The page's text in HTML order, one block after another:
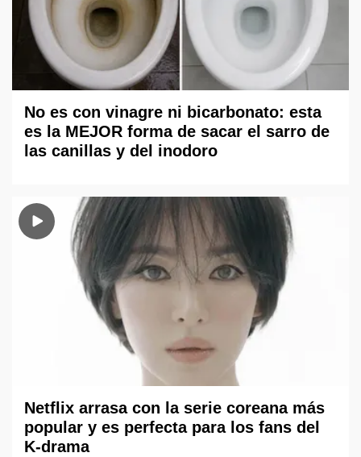
No es con vinagre ni bicarbonato: esta
es la MEJOR forma de sacar el sarro de
las canillas y del inodoro
Netflix arrasa con la serie coreana más
popular y es perfecta para los fans del
K-drama